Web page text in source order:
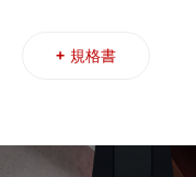
+ 規格書